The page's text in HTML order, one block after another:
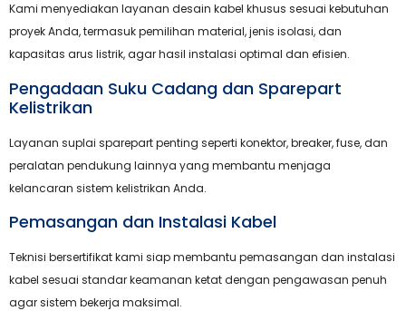
Kami menyediakan layanan desain kabel khusus sesuai kebutuhan
proyek Anda, termasuk pemilihan material, jenis isolasi, dan
kapasitas arus listrik, agar hasil instalasi optimal dan efisien.
Pengadaan Suku Cadang dan Sparepart
Kelistrikan
Layanan suplai sparepart penting seperti konektor, breaker, fuse, dan
peralatan pendukung lainnya yang membantu menjaga
kelancaran sistem kelistrikan Anda.
Pemasangan dan Instalasi Kabel
Teknisi bersertifikat kami siap membantu pemasangan dan instalasi
kabel sesuai standar keamanan ketat dengan pengawasan penuh
agar sistem bekerja maksimal.